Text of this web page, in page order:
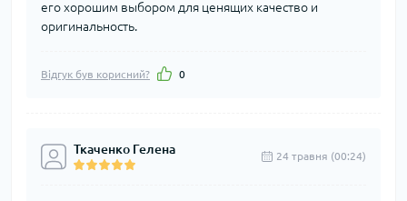
его хорошим выбором для ценящих качество и
оригинальность.
Відгук був корисний? 0
Ткаченко Гелена 24 травня (00:24)